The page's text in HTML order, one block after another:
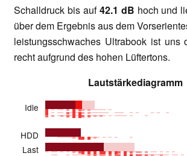
Schalldruck bis auf42.1 dB hoch und
über dem Ergebnis aus dem
leistungsschwaches Ultrabook ist uns
recht aufgrund des hohen Lüftertons.
Lautstärkediagramm
Idle
HDD
Last